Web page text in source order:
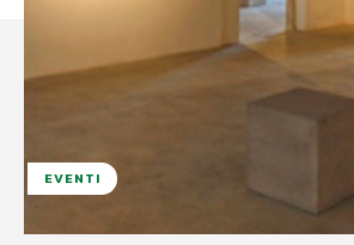
EVENTI